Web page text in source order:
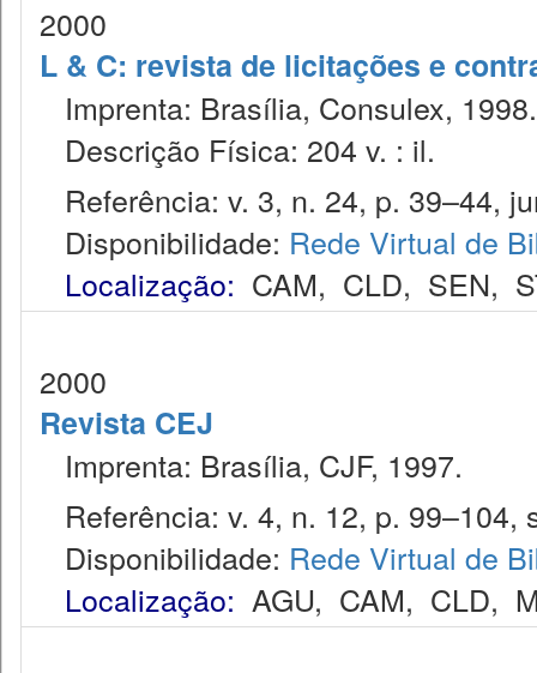
2000
L & C: revista de licitações e
Imprenta: Brasília, Consulex, 1998.
Descrição Física: 204 v. : il.
Referência: v. 3, n. 24, p. 39–44,
Disponibilidade: Rede Virtual de
Localização: CAM, CLD, SEN,
2000
Revista CEJ
Imprenta: Brasília, CJF, 1997.
Referência: v. 4, n. 12, p. 99–104,
Disponibilidade: Rede Virtual de
Localização: AGU, CAM, CLD,